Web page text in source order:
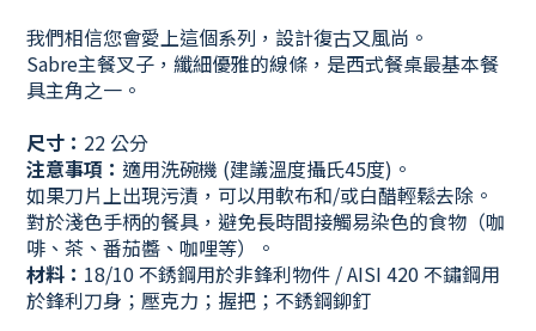
我們相信您會愛上這個系列，設計復古又風尚。
Sabre主餐叉子，纖細優雅的線條，是西式餐桌最基本餐
具主角之一。
尺寸： 22 公分
注意事項： 適用洗碗機 (建議溫度攝氏45度)。
如果刀片上出現污漬，可以用軟布和/或白醋輕鬆去除。
對於淺色手柄的餐具，避免長時間接觸易染色的食物（咖
啡、茶、番茄醬 、咖哩等）。
材料： 18/10 不銹鋼用於非鋒利物件 / AISI 420 不鏽鋼用
於鋒利刀身 ；壓克力 ；握把 ； 不銹鋼鉚釘